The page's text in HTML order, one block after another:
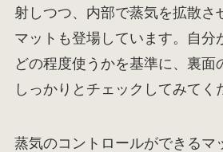
射しつつ、内部で蒸気を拡散さ
マットも登場しています。自分
どの程度使うかを基準に、裏面
しっかりとチェックしてみてく
蒸気のコントロールができるマ